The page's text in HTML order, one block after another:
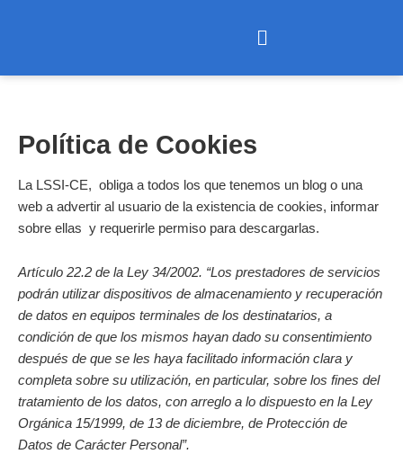
Menú
Política de Cookies
La LSSI-CE, obliga a todos los que tenemos un blog o una
web a advertir al usuario de la existencia de cookies, informar
sobre ellas y requerirle permiso para descargarlas.
Artículo 22.2 de la Ley 34/2002. “Los prestadores de servicios
podrán utilizar dispositivos de almacenamiento y recuperación
de datos en equipos terminales de los destinatarios, a
condición de que los mismos hayan dado su consentimiento
después de que se les haya facilitado información clara y
completa sobre su utilización, en particular, sobre los fines del
tratamiento de los datos, con arreglo a lo dispuesto en la Ley
Orgánica 15/1999, de 13 de diciembre, de Protección de
Datos de Carácter Personal”.